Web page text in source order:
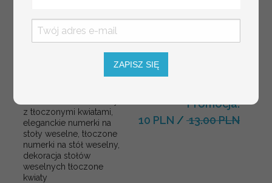
z tłoczonymi kwiatami,
eleganckie numerki na
stoły weselne, tłoczone
numerki na stół weselny,
dekoracja stołów
weselnych tłoczone
kwiaty
Promocja:
10 PLN / 13.00 PLN
ZAPISZ SIĘ